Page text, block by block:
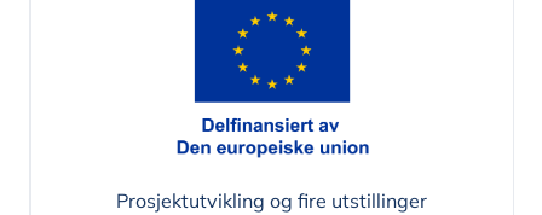
Prosjektutvikling og fire utstillinger